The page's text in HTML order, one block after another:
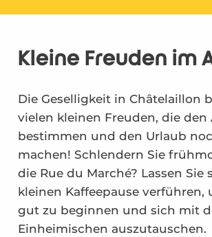
Im Kasino oder in der Mediathek
In Beauséjour oder l'Hippodrome
Um etwas zu trinken oder einen Kaffee
Kleine Freuden im
Die Geselligkeit in Châtelaillon
vielen kleinen Freuden, die den
bestimmen und den Urlaub
machen! Schlendern Sie
die Rue du Marché? Lassen Sie
kleinen Kaffeepause verführen,
gut zu beginnen und sich mit
Einheimischen auszutauschen.